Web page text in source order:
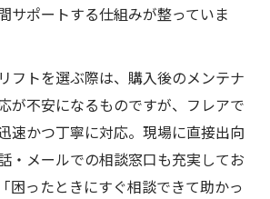
サポートする仕組みが整っていま
フトを選ぶ際は、購入後のメンテナ
が不安になるものですが、フレアで
速かつ丁寧に対応。現場に直接出向
・メールでの相談窓口も充実してお
困ったときにすぐ相談できて助かっ